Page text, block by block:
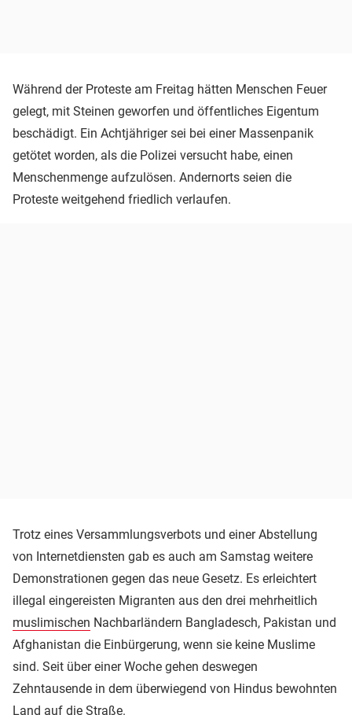
Während der Proteste am Freitag hätten Menschen Feuer
gelegt, mit Steinen geworfen und öffentliches Eigentum
beschädigt. Ein Achtjähriger sei bei einer Massenpanik
getötet worden, als die Polizei versucht habe, einen
Menschenmenge aufzulösen. Andernorts seien die
Proteste weitgehend friedlich verlaufen.
Trotz eines Versammlungsverbots und einer Abstellung
von Internetdiensten gab es auch am Samstag weitere
Demonstrationen gegen das neue Gesetz. Es erleichtert
illegal eingereisten Migranten aus den drei mehrheitlich
muslimischen Nachbarländern Bangladesch, Pakistan und
Afghanistan die Einbürgerung, wenn sie keine Muslime
sind. Seit über einer Woche gehen deswegen
Zehntausende in dem überwiegend von Hindus bewohnten
Land auf die Straße.